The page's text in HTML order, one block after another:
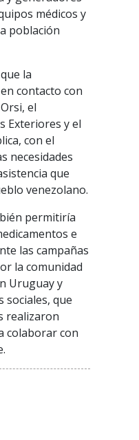
médicos y
población
la
contacto con
el
Exteriores y el
con el
necesidades
que
venezolano.
permitiría
e
las campañas
la comunidad
Uruguay y
sociales, que
realizaron
colaborar con